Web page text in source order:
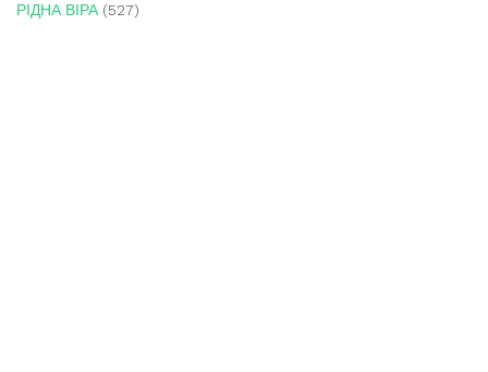
РІДНА ВІРА(527)